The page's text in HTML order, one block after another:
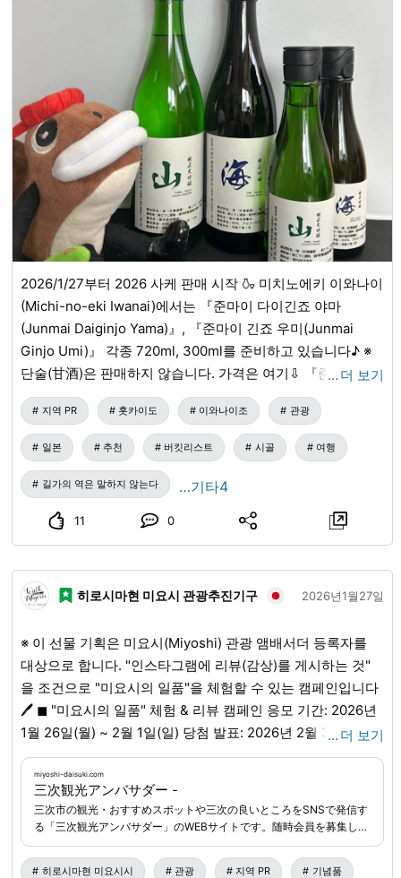
거나, 온라인 숍을 확인해 보세요.
gakopper.base.shop
에는 스태프가 없는 날도 있으므로 GA.KOPPER 방문은, 사전
에 연락하시는 것을 추천합니다. - 덧붙여 곰 비누를 제조하고
있는 곳은 시모카와초에서 화장품을 만들고 있는
SORRYKOUBOU입니다. SORRYKOUBOU의 화장품은 피부
나 몸을 배려하여, 자신들이 재배한 허브나 자생하는 식물을
원료로 만들어진 스킨케어 제품입니다. - 가까운 자연 속에 자
신의 피부에 다가와 주는 것이 있다, 그것을 만들어 주는 사람
이 있다는 것은 정말 기쁜 일이네요. #GAKOPPER #곰 비누
#SORRYKOUBOU #스킨케어
スマートレターのいずれかです。商品のサ
イズや個数により、配送方法を変更させて
いただきます。◆ご注文後、２日～7日程
で発送となりますが、在庫状況によっては
お待ちいただくこともございます。予めご
了承ください。また、お急ぎの方はご相談
ください。◆北海道からの発送です。遠い
地域にお住まいの方は時間がかかりますの
で、気長にお待ちいただけると嬉しいで
す。◆配送会社によるトラブルについては
責任を負い兼ねます。〈返品・交換・キャ
ンセルについて〉◆万が一、破損や不足等
がございました際には、到着後5日以内に当
店までご連絡ください。◆お客様のご都合
によるキャンセル・返品交換は承っており
ません。※ご不明な点、ご質問などがあり
ましたらご連絡ください。
☎️09064467689 浅野
2026/1/27부터 2026 사케 판매 시작 🍶 미치노에키 이와나이
(Michi-no-eki Iwanai)에서는 『준마이 다이긴죠 야마
(Junmai Daiginjo Yama)』, 『준마이 긴죠 우미(Junmai
Ginjo Umi)』 각종 720ml, 300ml를 준비하고 있습니다♪ ※
단술(甘酒)은 판매하지 않습니다. 가격은 여기⇩ 『준마이 다
이긴죠 야마』 720ml 2,970엔(세금 포함) 300ml 1,485엔(세
금 포함) 『준마이 긴죠 우미』 720ml 2,200엔(세금 포함)
300ml 1,100엔(세금 포함) 「준마이 다이긴죠 야마」 정미 비
율 45% 향긋하고 잡미가 없는 깔끔한 맛으로 치즈 등의 안주
와 궁합이 아주 좋습니다! 「준마이 긴죠 우미」 정미 비율
60% 회 등의 식사와 함께 드시면 서로를 돋보이게 하는 「식
중주」로 즐기실 수 있습니다. 또한, 레이와 5년도 삿포로 국
문에서 금상을 수상했습니다✨ 여러분의 방문을 기다리고 있
겠습니다♪
… 더 보기
지역 PR 홋카이도 이와나이조 관광
일본 추천 버킷리스트 시골 여행
길가의 역은 말하지 않는다 …기타4
11 0
히로시마현 미요시 관광추진기구 2026년1월27일
※ 이 선물 기획은 미요시(Miyoshi) 관광 앰배서더 등록자를
대상으로 합니다. "인스타그램에 리뷰(감상)를 게시하는 것"
을 조건으로 "미요시의 일품"을 체험할 수 있는 캠페인입니다
🖊️ ◼︎ "미요시의 일품" 체험 & 리뷰 캠페인 응모 기간: 2026년
1월 26일(월) ~ 2월 1일(일) 당첨 발표: 2026년 2월 3일(화) ※
당첨자에게만 연락드립니다. 당첨 통지에 기재된 기일까지 필
요 정보를 회신해 주십시오. ◼︎ 미요시의 일품 목록 각 5명씩
총 30명에게 드립니다🎁✨ A. 양주 케이크(10개입) B.
HIROSHIMA NOH BREWERY(히로시마 노 브루어리) 3개 세
트 C. 안녕하세요 과일 아침 식사 세트 D. 치즈 만쥬(6개입) E.
호우지차 시럽 & 하부쿠사차 세트 F. 산의 참마 건강 세트 ※ A
… 더 보기
miyoshi-daisuki.com
三次観光アンバサダー -
三次市の観光・おすすめスポットや三次の良いところをSNSで発信す
る「三次観光アンバサダー」のWEBサイトです。随時会員を募集して
います！モニターツアーに応募できる会員特典などもあります。あな
たも三次観光アンバサダーに登録してみませんか？
히로시마현 미요시시 관광 지역 PR 기념품